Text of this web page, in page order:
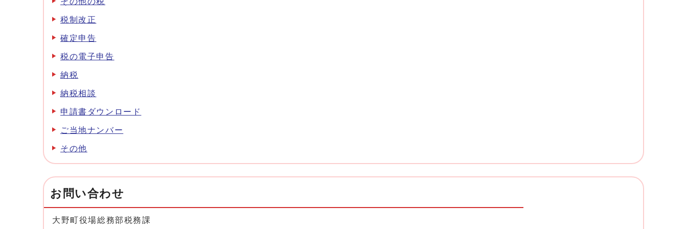
税制改正
確定申告
税の電子申告
納税
納税相談
申請書ダウンロード
ご当地ナンバー
その他
お問い合わせ
大野町役場総務部税務課